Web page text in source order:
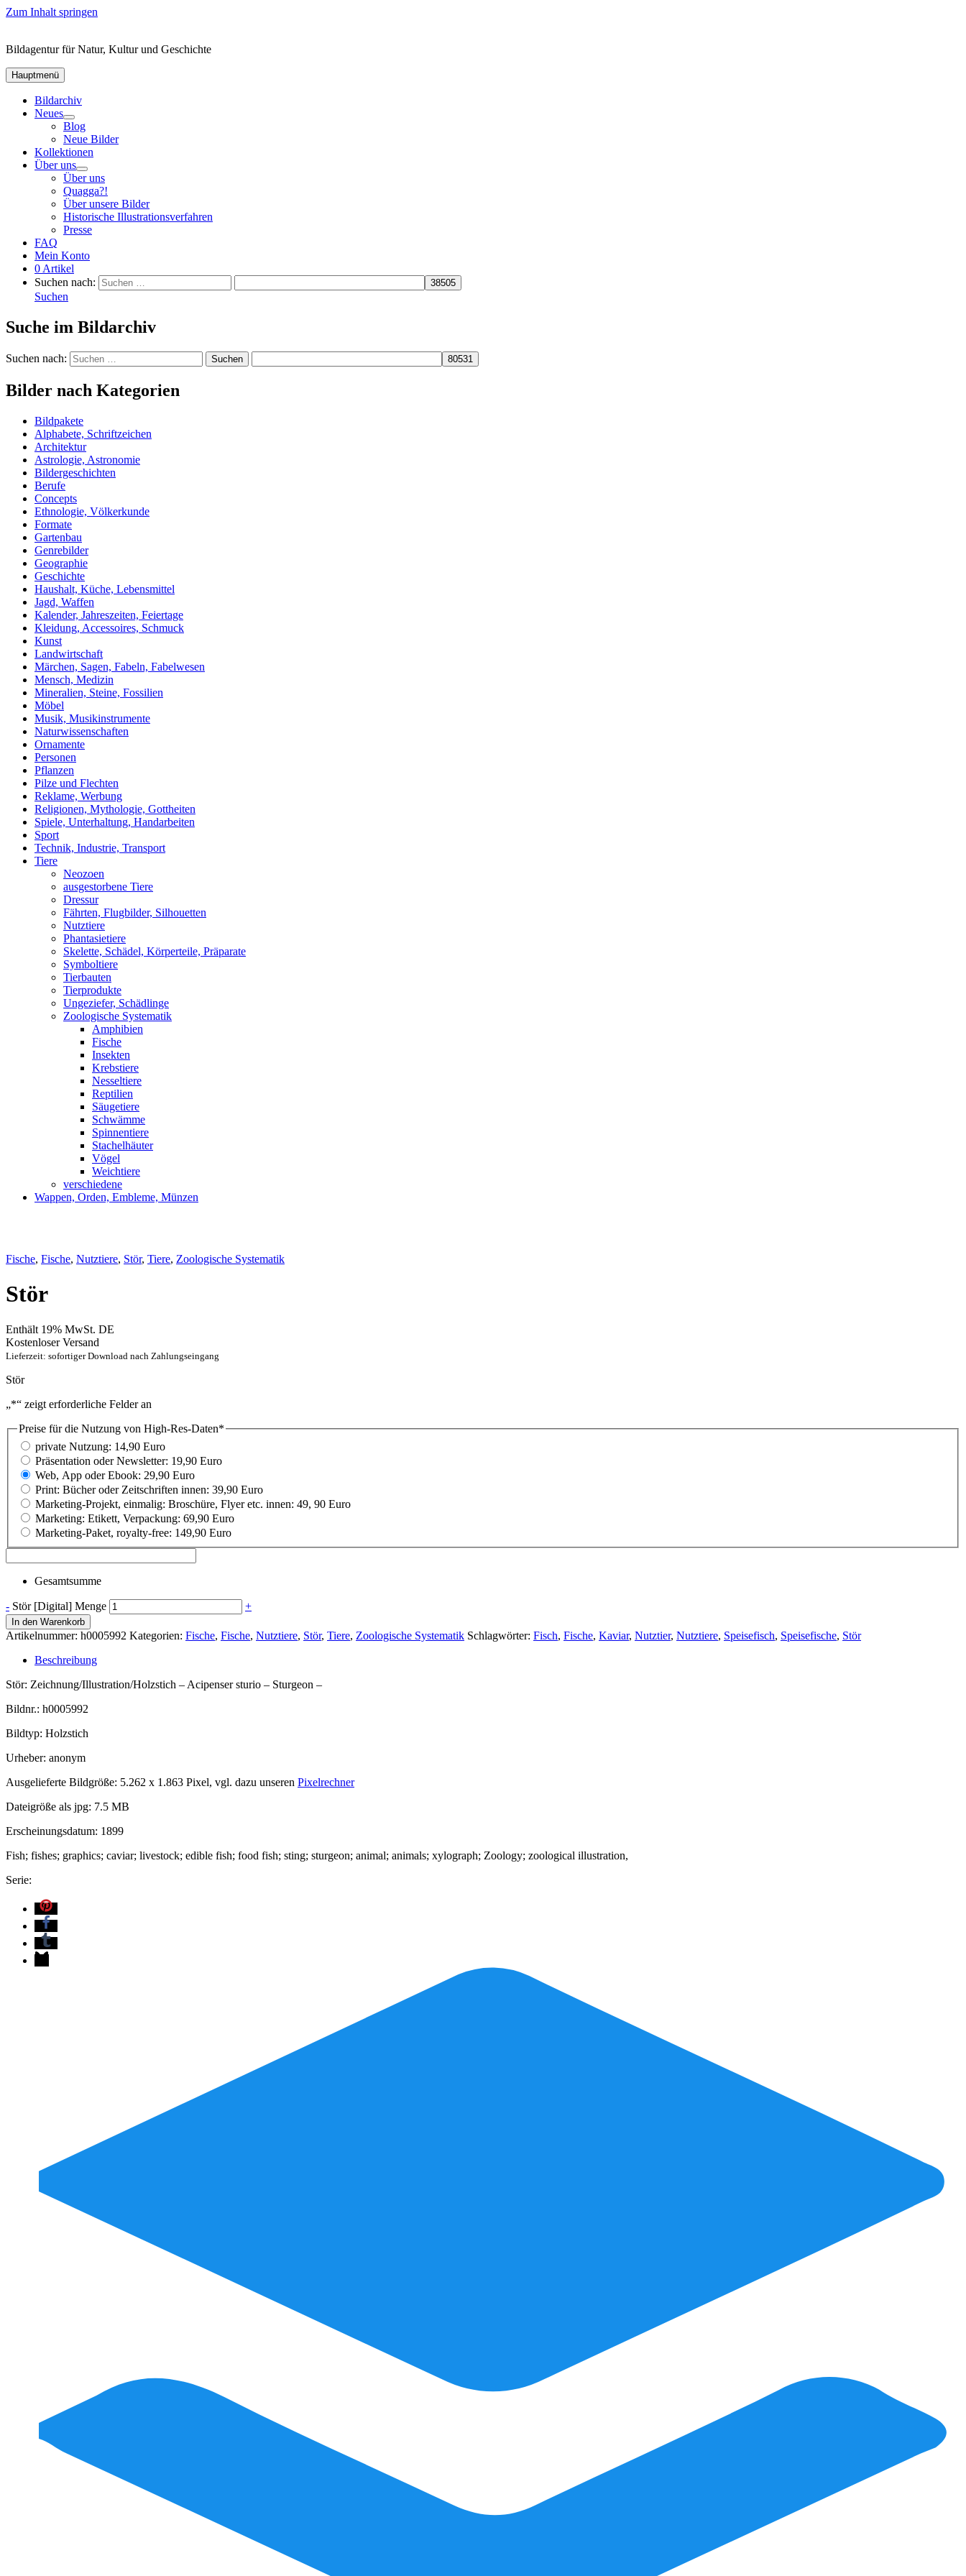
Zum Inhalt springen
Bildagentur für Natur, Kultur und Geschichte
Hauptmenü
Bildarchiv
Neues
Blog
Neue Bilder
Kollektionen
Über uns
Über uns
Quagga?!
Über unsere Bilder
Historische Illustrationsverfahren
Presse
FAQ
Mein Konto
0 Artikel
Suchen nach:
Suchen
Suche im Bildarchiv
Suchen nach:
Bilder nach Kategorien
Bildpakete
Alphabete, Schriftzeichen
Architektur
Astrologie, Astronomie
Bildergeschichten
Berufe
Concepts
Ethnologie, Völkerkunde
Formate
Gartenbau
Genrebilder
Geographie
Geschichte
Haushalt, Küche, Lebensmittel
Jagd, Waffen
Kalender, Jahreszeiten, Feiertage
Kleidung, Accessoires, Schmuck
Kunst
Landwirtschaft
Märchen, Sagen, Fabeln, Fabelwesen
Mensch, Medizin
Mineralien, Steine, Fossilien
Möbel
Musik, Musikinstrumente
Naturwissenschaften
Ornamente
Personen
Pflanzen
Pilze und Flechten
Reklame, Werbung
Religionen, Mythologie, Gottheiten
Spiele, Unterhaltung, Handarbeiten
Sport
Technik, Industrie, Transport
Tiere
Neozoen
ausgestorbene Tiere
Dressur
Fährten, Flugbilder, Silhouetten
Nutztiere
Phantasietiere
Skelette, Schädel, Körperteile, Präparate
Symboltiere
Tierbauten
Tierprodukte
Ungeziefer, Schädlinge
Zoologische Systematik
Amphibien
Fische
Insekten
Krebstiere
Nesseltiere
Reptilien
Säugetiere
Schwämme
Spinnentiere
Stachelhäuter
Vögel
Weichtiere
verschiedene
Wappen, Orden, Embleme, Münzen
Fische, Fische, Nutztiere, Stör, Tiere, Zoologische Systematik
Stör
Enthält 19% MwSt. DE
Kostenloser Versand
Lieferzeit: sofortiger Download nach Zahlungseingang
Stör
„*“ zeigt erforderliche Felder an
Preise für die Nutzung von High-Res-Daten*
private Nutzung: 14,90 Euro
Präsentation oder Newsletter: 19,90 Euro
Web, App oder Ebook: 29,90 Euro
Print: Bücher oder Zeitschriften innen: 39,90 Euro
Marketing-Projekt, einmalig: Broschüre, Flyer etc. innen: 49, 90 Euro
Marketing: Etikett, Verpackung: 69,90 Euro
Marketing-Paket, royalty-free: 149,90 Euro
Gesamtsumme
- Stör [Digital] Menge +
In den Warenkorb
Artikelnummer: h0005992 Kategorien: Fische, Fische, Nutztiere, Stör, Tiere, Zoologische Systematik Schlagwörter: Fisch, Fische, Kaviar, Nutztier, Nutztiere, Speisefisch, Speisefische, Stör
Beschreibung
Stör: Zeichnung/Illustration/Holzstich – Acipenser sturio – Sturgeon –
Bildnr.: h0005992
Bildtyp: Holzstich
Urheber: anonym
Ausgelieferte Bildgröße: 5.262 x 1.863 Pixel, vgl. dazu unseren Pixelrechner
Dateigröße als jpg: 7.5 MB
Erscheinungsdatum: 1899
Fish; fishes; graphics; caviar; livestock; edible fish; food fish; sting; sturgeon; animal; animals; xylograph; Zoology; zoological illustration,
Serie: